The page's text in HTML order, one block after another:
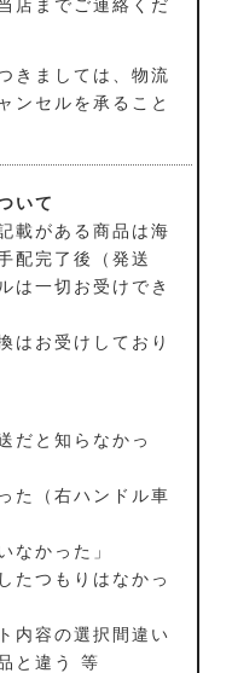
店までご連絡くだ
きましては、物流
ンセルを承ること
いて
載がある商品は海
配完了後（発送
は一切お受けでき
はお受けしており
だと知らなかっ
た（右ハンドル車
なかった」
たつもりはなかっ
内容の選択間違い
と違う 等